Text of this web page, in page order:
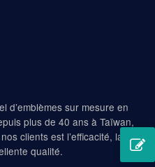
d’emblèmes sur mesure en
plus de 40 ans à Taïwan,
clients est l’efficacité, la
qualité.